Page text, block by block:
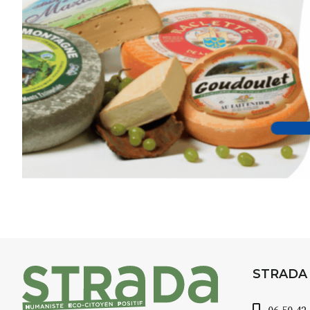
niveaux, dans un cadre
inspirantautour de Saint-
minutes du Puy-en-Velay.
Pendant3 jours, vous
l’instant :
Croquis, carnet de voyage,
aquarelle, encre, ou contenu
Le programme :
8h : rendez-vous au point de
Et si le temps se gâte : un
permettra de continuer à
STRADA